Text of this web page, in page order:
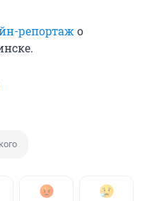
репортаж о